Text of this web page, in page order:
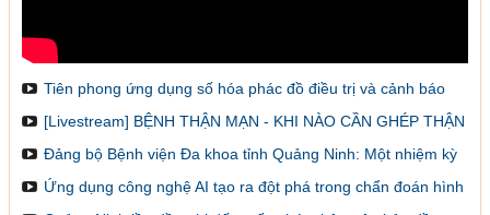
Tiên phong ứng dụng số hóa phác đồ điều trị và cảnh báo
dược lâm sàng
[Livestream] BỆNH THẬN MẠN - KHI NÀO CẦN GHÉP THẬN
VÀ LÀM SAO ĐỂ ĐĂNG KÝ GHÉP
Đảng bộ Bệnh viện Đa khoa tỉnh Quảng Ninh: Một nhiệm kỳ
đổi mới, sáng tạo và đột phá
Ứng dụng công nghệ AI tạo ra đột phá trong chẩn đoán hình